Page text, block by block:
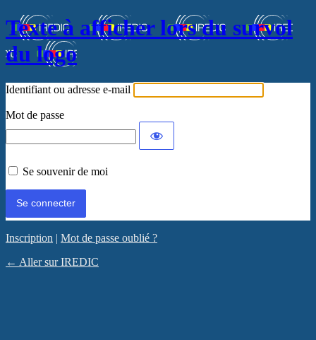
Texte à afficher lors du survol
du logo
Identifiant ou adresse e-mail
Mot de passe
Se souvenir de moi
Inscription | Mot de passe oublié ?
← Aller sur IREDIC